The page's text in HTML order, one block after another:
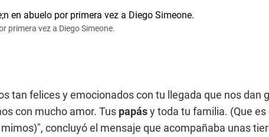
primera vez a Diego Simeone.
tan felices y emocionados con tu llegada que nos dan
con mucho amor. Tus papásy toda tu familia. (Que
concluyó el mensaje que acompañaba unas